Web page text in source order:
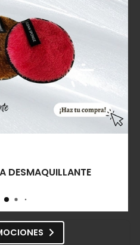
Seborreguladora Regul Oil
DESMAQUILLANTE